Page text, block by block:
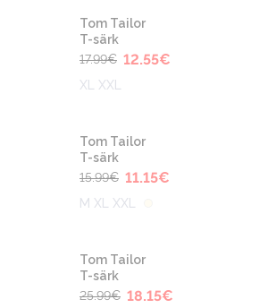
-30%
Tom Tailor
T-särk
17.99€ 12.55€
XL XXL
-30%
Tom Tailor
T-särk
15.99€ 11.15€
M XL XXL
-30%
Tom Tailor
T-särk
25.99€ 18.15€